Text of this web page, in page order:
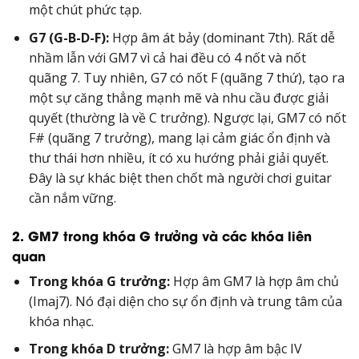
một chút phức tạp.
G7 (G-B-D-F):Hợp âm át bảy (dominant 7th). Rất dễ
nhầm lẫn với GM7 vì cả hai đều có 4 nốt và nốt
quãng 7. Tuy nhiên, G7 có nốt F (quãng 7 thứ), tạo ra
một sự căng thẳng mạnh mẽ và nhu cầu được giải
quyết (thường là về C trưởng). Ngược lại, GM7 có nốt
F# (quãng 7 trưởng), mang lại cảm giác ổn định và
thư thái hơn nhiều, ít có xu hướng phải giải quyết.
Đây là sự khác biệt then chốt mà người chơi guitar
cần nắm vững.
2. GM7 trong khóa G trưởng và các khóa liên
quan
Trong khóa G trưởng:Hợp âm GM7 là hợp âm chủ
(Imaj7). Nó đại diện cho sự ổn định và trung tâm của
khóa nhạc.
Trong khóa D trưởng:GM7 là hợp âm bậc IV